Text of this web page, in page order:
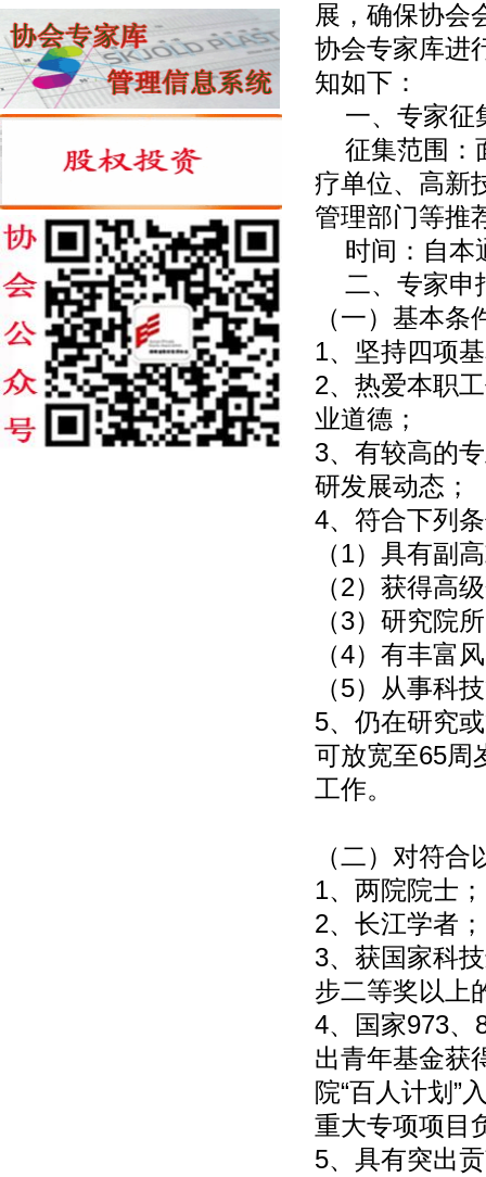
展，确保协会
协会专家库进
知如下：
一、专家征
征集范围：
疗单位、高新
管理部门等推
时间：自本
二、专家申
（一）基本条
1、坚持四项
2、热爱本职
业道德；
3、有较高的
研发展动态；
4、符合下列
（1）具有副
（2）获得高
（3）研究院
（4）有丰富
（5）从事科
5、仍在研究
可放宽至65周
工作。
（二）对符
1、两院院士；
2、长江学者；
3、获国家科
步二等奖以上
4、国家973、
出青年基金获
院“百人计划”
重大专项项目
5、具有突出